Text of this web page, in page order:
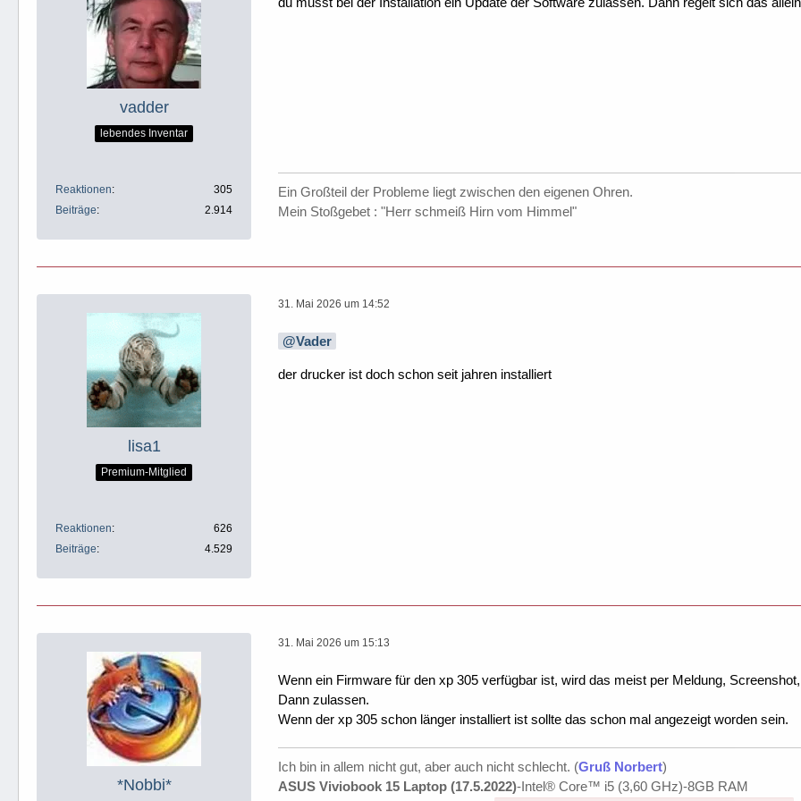
vadder
lebendes Inventar
Reaktionen
305
Beiträge
2.914
Ein Großteil der Probleme liegt zwischen den eigenen Ohren.
Mein Stoßgebet : "Herr schmeiß Hirn vom Himmel"
lisa1
Premium-Mitglied
Reaktionen
626
Beiträge
4.529
31. Mai 2026 um 14:52
Vader
der drucker ist doch schon seit jahren installiert
*Nobbi*
31. Mai 2026 um 15:13
Wenn ein Firmware für den xp 305 verfügbar ist, wird das meist per Meldung,
Dann zulassen.
Wenn der xp 305 schon länger installiert ist sollte das schon mal angezeigt worden sein.
Ich bin in allem nicht gut, aber auch nicht schlecht. (Gruß Norbert)
ASUS Viviobook 15 Laptop (17.5.2022)-Intel® Core™ i5 (3,60 GHz)-8GB RAM